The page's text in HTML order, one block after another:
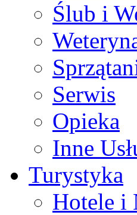
Ślub i
Serwis
Opieka
Inne
Turystyka
Hotele i